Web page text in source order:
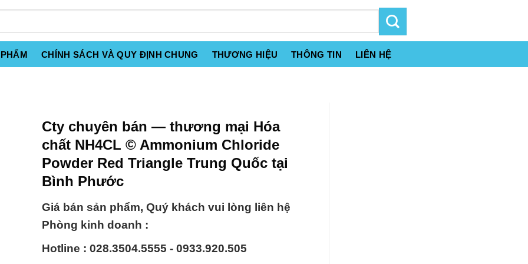
CHÍNH SÁCH VÀ QUY ĐỊNH CHUNG THƯƠNG HIỆU THÔNG TIN LIÊN HỆ
Cty chuyên bán — thương mại Hóa
chất NH4CL © Ammonium Chloride
Powder Red Triangle Trung Quốc tại
Bình Phước
Giá bán sản phẩm, Quý khách vui lòng liên hệ
Phòng kinh doanh :
Hotline : 028.3504.5555 - 0933.920.505